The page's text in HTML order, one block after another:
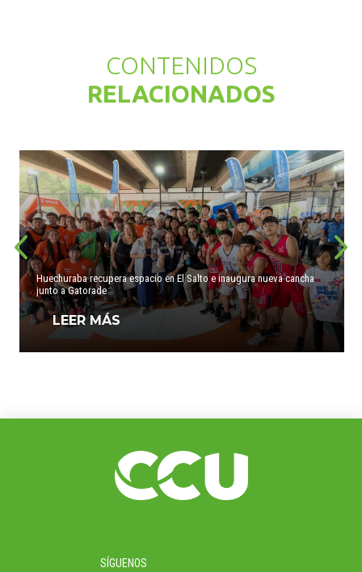
CONTENIDOS
RELACIONADOS
Huechuraba recupera espacio en El Salto e inaugura nueva cancha
junto a Gatorade
LEER MÁS
SÍGUENOS